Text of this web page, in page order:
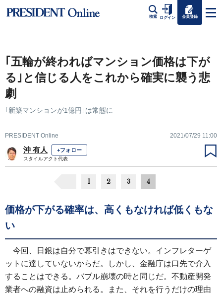
検索 ログイン 会員登録
｢五輪が終わればマンション価格は下が
る｣と信じる人をこれから確実に襲う悲
劇
｢新築マンションが1億円｣は常態に
PRESIDENT Online 2021/07/29 11:00
沖 有人 +フォロー
スタイルアクト代表
1 2 3 4
価格が下がる確率は、高くもなければ低くもな
い
今回、日銀は自分で幕引きはできない。インフレターゲ
ットに達していないからだ。しかし、金融庁は口先で介入
することはできる。バブル崩壊の時と同じだ。不動産開発
業者への融資は止められる。また、それを行うだけの理由